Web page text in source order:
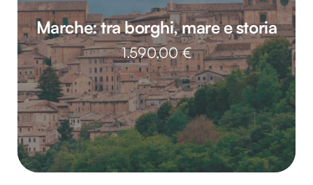
Marche: tra borghi, mare e storia
1.590,00€